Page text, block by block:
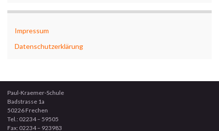
Impressum
Datenschutzerklärung
Paul-Kraemer-Schule
Badstrasse 1a
50226 Frechen
Tel.: 02234 – 59505
Fax: 02234 – 923983